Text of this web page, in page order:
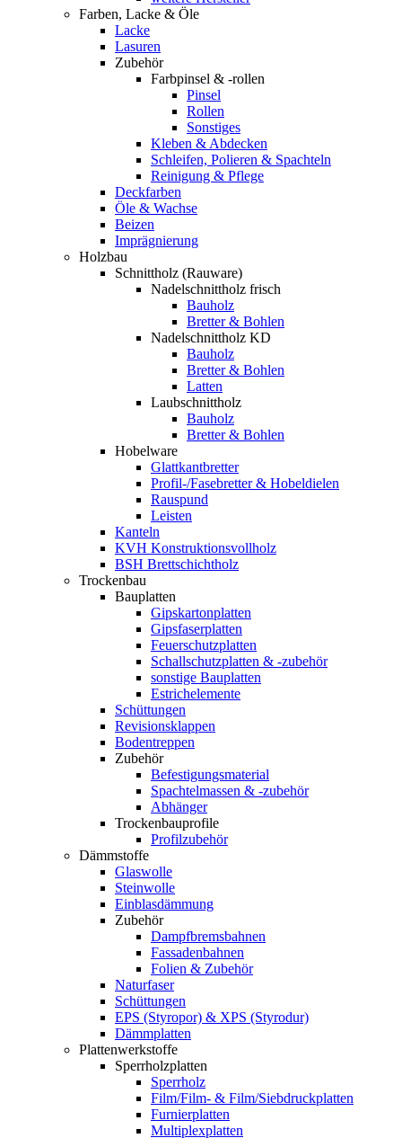
Farben, Lacke & Öle
Lacke
Lasuren
Zubehör
Farbpinsel & -rollen
Pinsel
Rollen
Sonstiges
Kleben & Abdecken
Schleifen, Polieren & Spachteln
Reinigung & Pflege
Deckfarben
Öle & Wachse
Beizen
Imprägnierung
Holzbau
Schnittholz (Rauware)
Nadelschnittholz frisch
Bauholz
Bretter & Bohlen
Nadelschnittholz KD
Bauholz
Bretter & Bohlen
Latten
Laubschnittholz
Bauholz
Bretter & Bohlen
Hobelware
Glattkantbretter
Profil-/Fasebretter & Hobeldielen
Rauspund
Leisten
Kanteln
KVH Konstruktionsvollholz
BSH Brettschichtholz
Trockenbau
Bauplatten
Gipskartonplatten
Gipsfaserplatten
Feuerschutzplatten
Schallschutzplatten & -zubehör
sonstige Bauplatten
Estrichelemente
Schüttungen
Revisionsklappen
Bodentreppen
Zubehör
Befestigungsmaterial
Spachtelmassen & -zubehör
Abhänger
Trockenbauprofile
Profilzubehör
Dämmstoffe
Glaswolle
Steinwolle
Einblasdämmung
Zubehör
Dampfbremsbahnen
Fassadenbahnen
Folien & Zubehör
Naturfaser
Schüttungen
EPS (Styropor) & XPS (Styrodur)
Dämmplatten
Plattenwerkstoffe
Sperrholzplatten
Sperrholz
Film/Film- & Film/Siebdruckplatten
Furnierplatten
Multiplexplatten